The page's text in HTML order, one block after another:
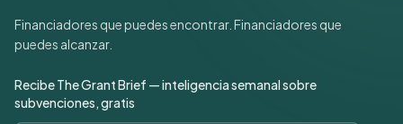
Financiadores que puedes encontrar. Financiadores que
puedes alcanzar.
Recibe The Grant Brief — inteligencia semanal sobre
subvenciones, gratis